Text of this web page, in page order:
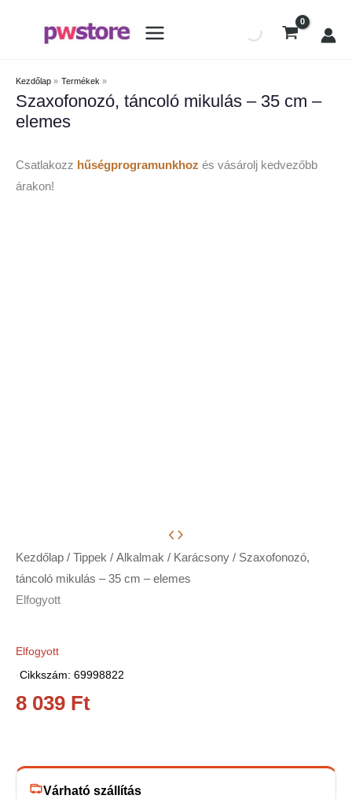
Kezdőlap Termékek
Szaxofonozó, táncoló mikulás – 35 cm –
elemes
Csatlakozz hűségprogramunkhoz és vásárolj kedvezőbb
árakon!
Kezdőlap / Tippek / Alkalmak / Karácsony / Szaxofonozó,
táncoló mikulás – 35 cm – elemes
8 039 Ft
Elfogyott
Várható szállítás
Elfogyott
·Cikkszám: 69998822